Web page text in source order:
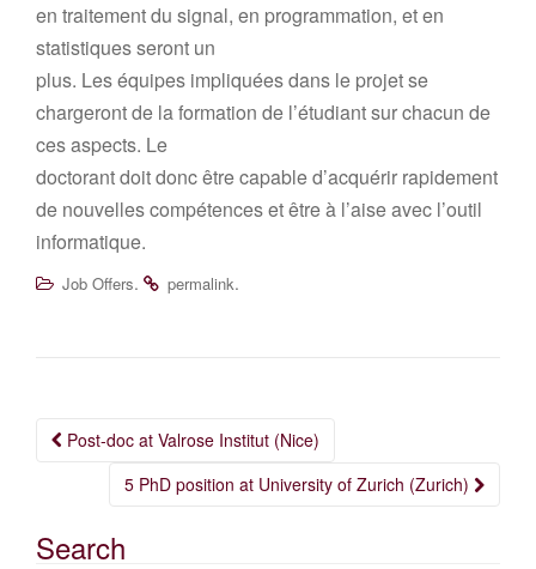
en traitement du signal, en programmation, et en
statistiques seront un
plus. Les équipes impliquées dans le projet se
chargeront de la formation de l’étudiant sur chacun de
ces aspects. Le
doctorant doit donc être capable d’acquérir rapidement
de nouvelles compétences et être à l’aise avec l’outil
informatique.
Job Offers. permalink.
Post
navigation
Post-doc at Valrose Institut (Nice)
5 PhD position at University of Zurich (Zurich)
Search